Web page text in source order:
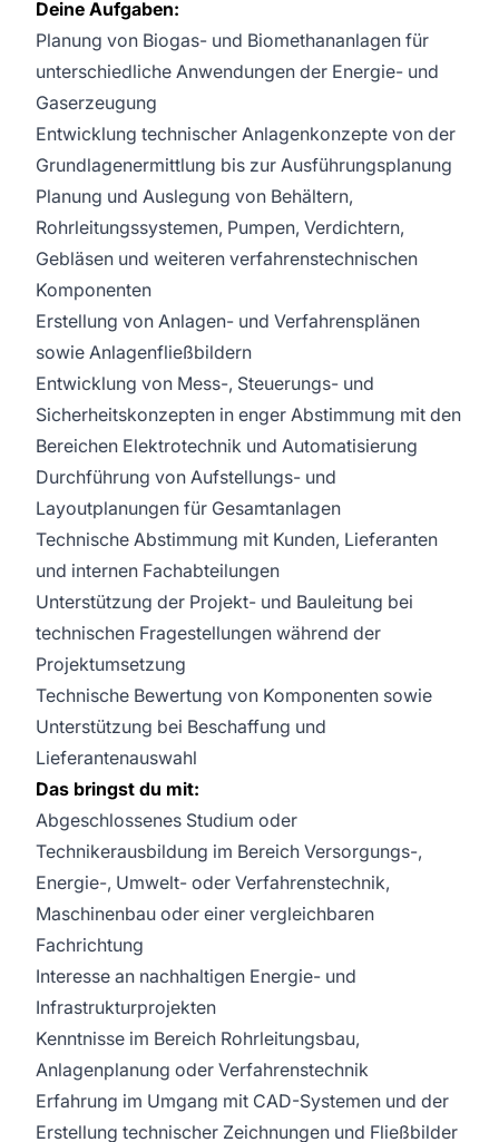
Deine Aufgaben:
Planung von Biogas- und Biomethananlagen für
unterschiedliche Anwendungen der Energie- und
Gaserzeugung
Entwicklung technischer Anlagenkonzepte von der
Grundlagenermittlung bis zur Ausführungsplanung
Planung und Auslegung von Behältern,
Rohrleitungssystemen, Pumpen, Verdichtern,
Gebläsen und weiteren verfahrenstechnischen
Komponenten
Erstellung von Anlagen- und Verfahrensplänen
sowie Anlagenfließbildern
Entwicklung von Mess-, Steuerungs- und
Sicherheitskonzepten in enger Abstimmung mit den
Bereichen Elektrotechnik und Automatisierung
Durchführung von Aufstellungs- und
Layoutplanungen für Gesamtanlagen
Technische Abstimmung mit Kunden, Lieferanten
und internen Fachabteilungen
Unterstützung der Projekt- und Bauleitung bei
technischen Fragestellungen während der
Projektumsetzung
Technische Bewertung von Komponenten sowie
Unterstützung bei Beschaffung und
Lieferantenauswahl
Das bringst du mit:
Abgeschlossenes Studium oder
Technikerausbildung im Bereich Versorgungs-,
Energie-, Umwelt- oder Verfahrenstechnik,
Maschinenbau oder einer vergleichbaren
Fachrichtung
Interesse an nachhaltigen Energie- und
Infrastrukturprojekten
Kenntnisse im Bereich Rohrleitungsbau,
Anlagenplanung oder Verfahrenstechnik
Erfahrung im Umgang mit CAD-Systemen und der
Erstellung technischer Zeichnungen und Fließbilder